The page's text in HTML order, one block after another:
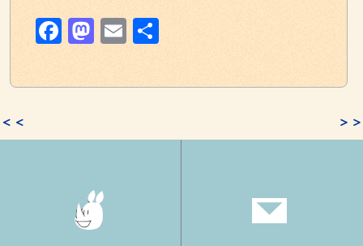
Facebook
Mastodon
Email
＜＜ ＞＞